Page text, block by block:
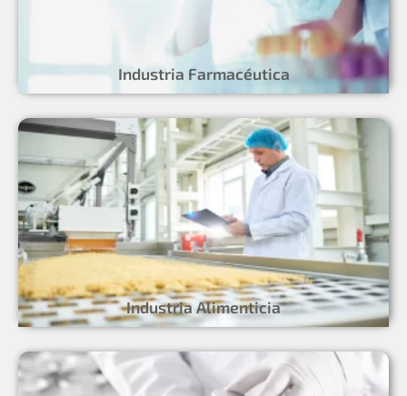
Industria Farmacéutica
Industria Alimenticia